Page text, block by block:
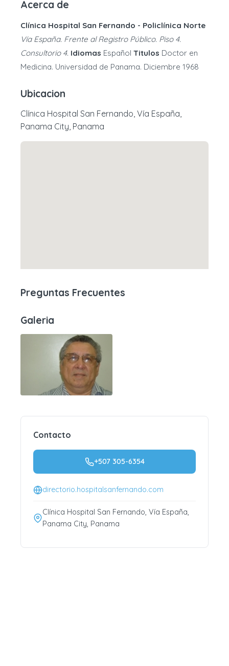
Acerca de
Clínica Hospital San Fernando - Policlínica Norte
Vía España. Frente al Registro Público. Piso 4.
Consultorio 4. Idiomas Español Titulos Doctor en
Medicina. Universidad de Panama. Diciembre 1968
Ubicacion
Clínica Hospital San Fernando, Vía España,
Panama City, Panama
Preguntas Frecuentes
Galeria
Contacto
+507 305-6354
directorio.hospitalsanfernando.com
Clínica Hospital San Fernando, Vía España,
Panama City, Panama